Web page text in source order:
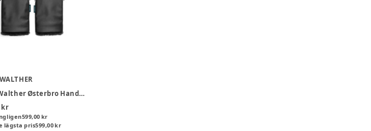
KongWalther Østerbro Handvärmare Lamm - Black Night
kr
599,00 kr
lägsta pris599,00 kr